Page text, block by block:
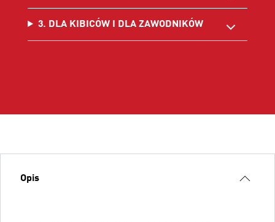
3. DLA KIBICÓW I DLA ZAWODNIKÓW
Opis